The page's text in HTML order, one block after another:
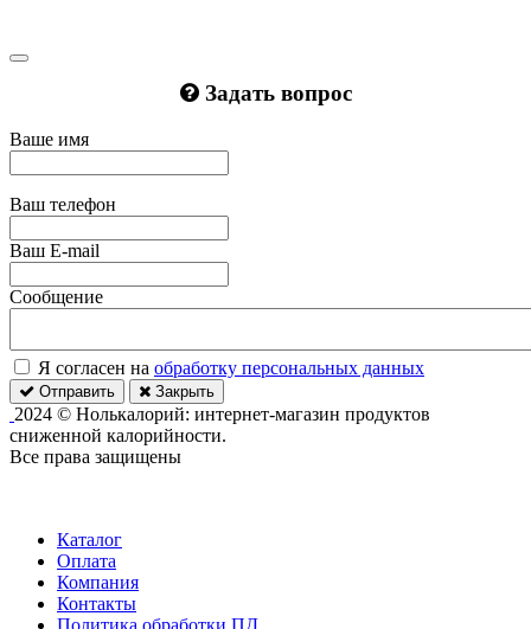
Задать вопрос
Ваше имя
Ваш телефон
Ваш E-mail
Сообщение
Я согласен на обработку персональных данных
Отправить Закрыть
2024 © Нолькалорий: интернет-магазин продуктов
сниженной калорийности.
Все права защищены
Каталог
Оплата
Компания
Контакты
Политика обработки ПД